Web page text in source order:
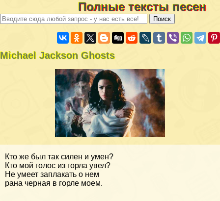
Полные тексты песен
Michael Jackson Ghosts
Кто же был так силен и умен?
Кто мой голос из горла увел?
Не умеет заплакать о нем
рана черная в горле моем.